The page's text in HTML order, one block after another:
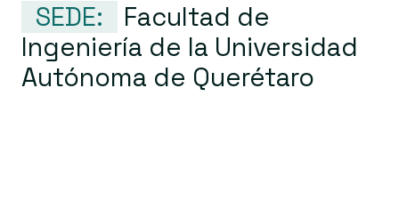
SEDE:
Facultad de
Ingeniería de la Universidad
Autónoma de Querétaro